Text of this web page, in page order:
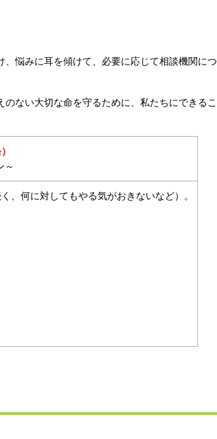
悩みに耳を傾けて、必要に応じて相談機関につ
ない大切な命を守るために、私たちにできるこ
～
、何に対してもやる気がおきないなど）。